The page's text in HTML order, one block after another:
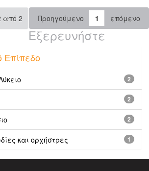
από 2 Προηγούμενο 1 επόμενο
Εξερευνήστε
Επίπεδο
2
2
2
1
και ορχήστρες